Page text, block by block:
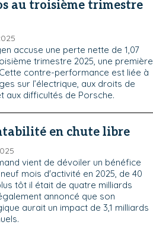
au troisième trimestre
accuse une perte nette de 1,07
trimestre 2025, une première
contre-performance est liée à
sur l’électrique, aux droits de
aux difficultés de Porsche.
en chute libre
vient de dévoiler un bénéfice
mois d'activité en 2025, de 40
tôt il était de quatre milliards
annoncé que son
aurait un impact de 3,1 milliards